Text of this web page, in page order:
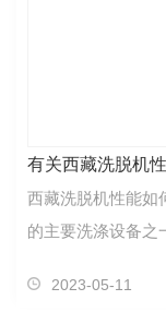
有关西藏洗脱机
西藏洗脱机性能如
的主要洗涤设备之
2023-05-11